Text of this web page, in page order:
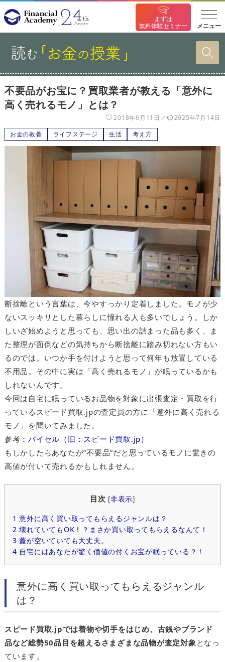
まずは
無料体験セミナー
メニュー
不要品がお宝に？買取業者が教える「意外に
高く売れるモノ」とは？
2018年6月11日
2025年7月14日
お金の教養
ライフステージ 生活 考え方
断捨離という言葉は、今やすっかり定着しました。モノが少
ないスッキリとした暮らしに憧れる人も多いでしょう。しか
しいざ始めようと思っても、思い出の詰まった品も多く、ま
た整理が面倒などの気持ちから断捨離に踏み切れない方もい
るのでは。いつか手を付けようと思って何年も放置している
不用品。その中に実は「高く売れるモノ」が眠っているかも
しれないんです。
今回は自宅に眠っているお品物を対象に出張査定・買取を行
っているスピード買取.jpの査定員の方に「意外に高く売れる
モノ」を聞いてみました。
参考：バイセル（旧：スピード買取.jp）
もしかしたらあなたが”不要品”だと思っているモノに驚きの
高値が付いて売れるかもしれません。
目次 [非表示]
1 意外に高く買い取ってもらえるジャンルは？
2 壊れていてもOK！？まさか買い取ってもらえるなんて！
3 蓋が空いていても大丈夫。
4 自宅にはあなたが驚く価値の付くお宝が眠っている？！
意外に高く買い取ってもらえるジャンル
は？
スピード買取.jpでは着物や切手をはじめ、古銭やブランド
品など総勢50品目を超えるさまざまな品物が査定対象となっ
ています。